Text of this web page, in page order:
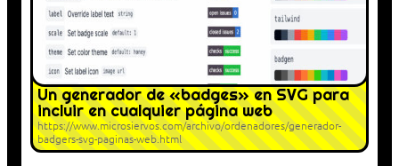
Un generador de «badges» en SVG para
incluir en cualquier página web
https://www.microsiervos.com/archivo/ordenadores/generador-
badgers-svg-paginas-web.html